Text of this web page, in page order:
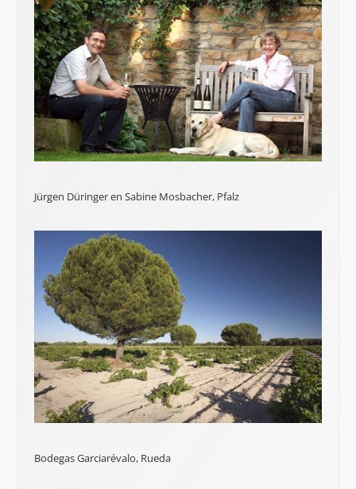
Jürgen Düringer en Sabine Mosbacher, Pfalz
Bodegas Garciarévalo, Rueda